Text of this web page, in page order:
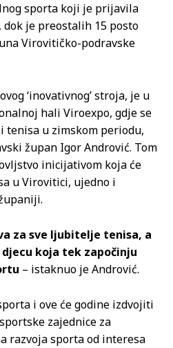
sporta koji je prijavila
dok je preostalih 15 posto
Virovitičko-podravske
‘inovativnog’ stroja, je u
hali Viroexpo, gdje se
tenisa u zimskom periodu,
župan Igor Andrović. Tom
inicijativom koja će
u Virovitici, ujedno i
za sve ljubitelje tenisa, a
koja tek započinju
– istaknuo je Andrović.
i ove će godine izdvojiti
zajednice za
razvoja sporta od interesa